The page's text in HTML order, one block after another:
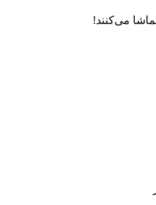
می‌کنند!